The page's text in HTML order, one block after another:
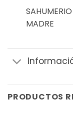
MADRE
PRODUCTOS